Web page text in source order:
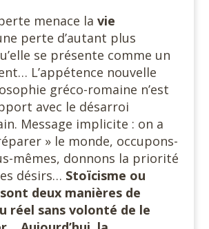
menace la vie
perte d’autant plus
se présente comme un
L’appétence nouvelle
gréco-romaine n’est
avec le désarroi
Message implicite : on a
» le monde, occupons-
mêmes, donnons la priorité
désirs… Stoïcisme ou
deux manières de
réel sans volonté de le